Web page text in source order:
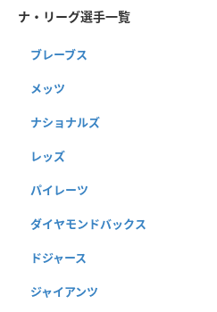
ナ・リーグ選手一覧
ブレーブス
メッツ
ナショナルズ
レッズ
パイレーツ
ダイヤモンドバックス
ドジャース
ジャイアンツ